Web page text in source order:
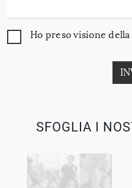
SFOGLIA I
Ho preso visione della